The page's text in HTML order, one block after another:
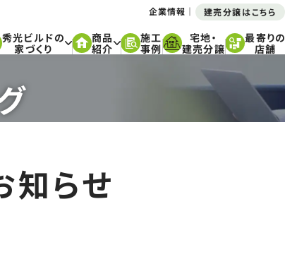
秀光ビルドの
家づくり
商品
紹介
施工
事例
宅地・
建売分譲
最寄りの
店舗
企業情報 建売分譲はこちら
知らせ